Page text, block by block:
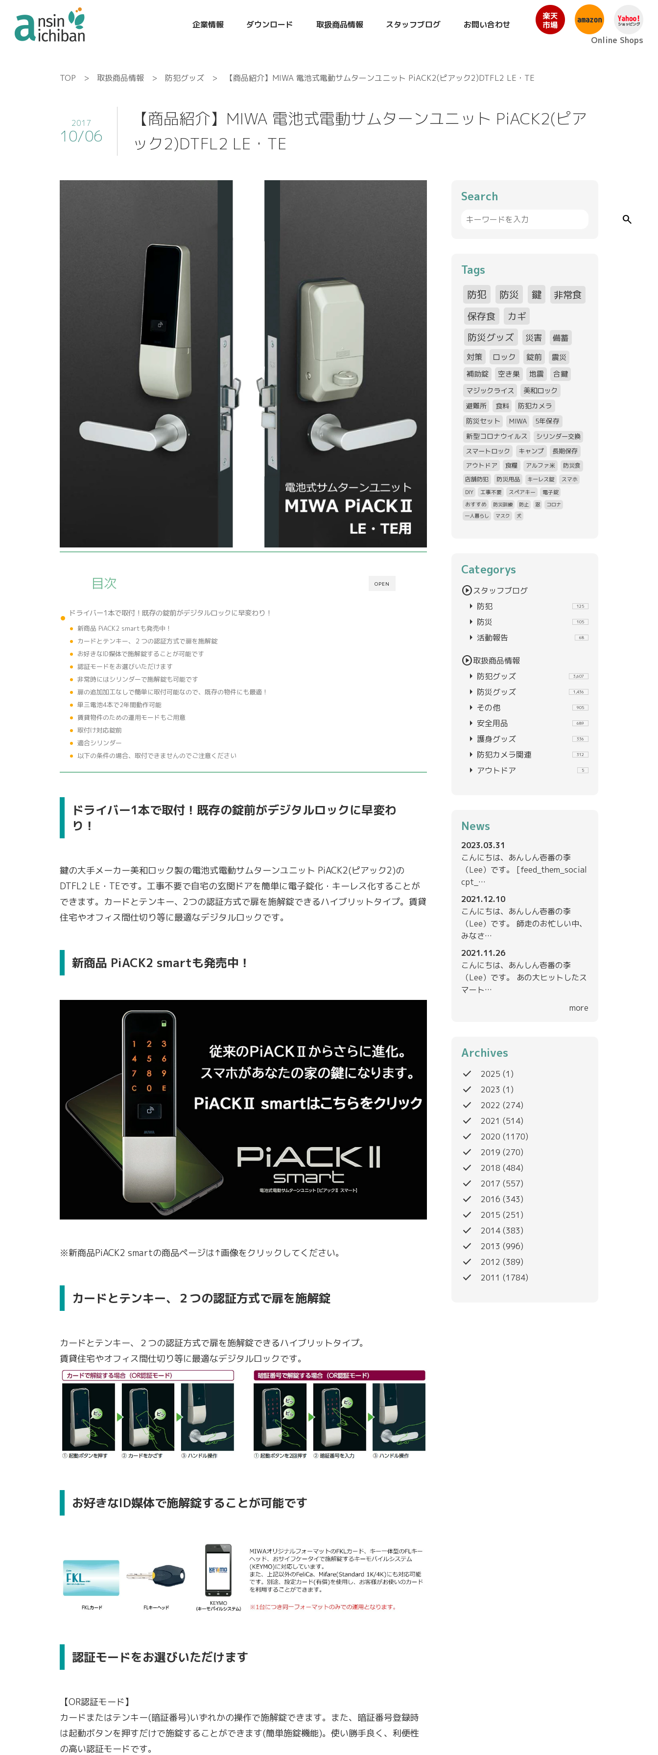
企業情報 ダウンロード 取扱商品情報 スタッフブログ
お問い合わせ
Online Shops
TOP > 取扱商品情報 > 防犯グッズ > 【商品紹介】MIWA 電池式電動サムターンユニット PiACK2(ピアック2)DTFL2 LE・TE
2017
10/06
【商品紹介】MIWA 電池式電動サムターンユニット PiACK2(ピア
ック2)DTFL2 LE・TE
OPEN
目次
ドライバー1本で取付！既存の錠前がデジタルロックに早変わり！
新商品 PiACK2 smartも発売中！
カードとテンキー、２つの認証方式で扉を施解錠
お好きなID媒体で施解錠することが可能です
認証モードをお選びいただけます
非常時にはシリンダーで施解錠も可能です
扉の追加加工なしで簡単に取付可能なので、既存の物件にも最適！
単三電池4本で2年間動作可能
賃貸物件のための運用モードもご用意
取付け対応錠前
適合シリンダー
以下の条件の場合、取付できませんのでご注意ください
ドライバー1本で取付！既存の錠前がデジタルロックに早変わ
り！
鍵の大手メーカー美和ロック製の電池式電動サムターンユニット PiACK2(ピアック2)の
DTFL2 LE・TEです。工事不要で自宅の玄関ドアを簡単に電子錠化・キーレス化することが
できます。カードとテンキー、2つの認証方式で扉を施解錠できるハイブリットタイプ。賃貸
住宅やオフィス間仕切り等に最適なデジタルロックです。
新商品 PiACK2 smartも発売中！
※新商品PiACK2 smartの商品ページは↑画像をクリックしてください。
カードとテンキー、２つの認証方式で扉を施解錠
カードとテンキー、２つの認証方式で扉を施解錠できるハイブリットタイプ。
賃貸住宅やオフィス間仕切り等に最適なデジタルロックです。
お好きなID媒体で施解錠することが可能です
認証モードをお選びいただけます
【OR認証モード】
カードまたはテンキー(暗証番号)いずれかの操作で施解錠できます。また、暗証番号登録時
は起動ボタンを押すだけで施錠することができます(簡単施錠機能)。使い勝手良く、利便性
の高い認証モードです。
Search
search
Tags
防犯 防災 鍵 非常食
保存食
カギ
防災グッズ
災害
備蓄
対策
ロック 錠前
震災
補助錠
空き巣 地震
合鍵
マジックライス
美和ロック
避難所 食料
防犯カメラ
防災セット
MIWA
5年保存
新型コロナウイルス
シリンダー交換
スマートロック
キャンプ
長期保存
アウトドア
食糧 アルファ米
防災食
店舗防犯
防災用品 キーレス錠
スマホ
DIY
工事不要 スペアキー
電子錠
おすすめ
防災訓練 防止 窓
コロナ
一人暮らし
マスク 犬
Categorys
play_circleスタッフブログ
arrow_right 防犯 125
arrow_right 防災 105
arrow_right 活動報告 68
play_circle取扱商品情報
arrow_right 防犯グッズ 3,607
arrow_right 防災グッズ 1,436
arrow_right その他 905
arrow_right 安全用品 689
arrow_right 護身グッズ 336
arrow_right 防犯カメラ関連 312
arrow_right アウトドア 5
News
2023.03.31
こんにちは、あんしん壱番の李
（Lee）です。 [feed_them_social
cpt_…
2021.12.10
こんにちは、あんしん壱番の李
（Lee）です。 師走のお忙しい中、
みなさ…
2021.11.26
こんにちは、あんしん壱番の李
（Lee）です。 あの大ヒットしたス
マート…
more
Archives
done 2025 (1)
done 2023 (1)
done 2022 (274)
done 2021 (514)
done 2020 (1170)
done 2019 (270)
done 2018 (484)
done 2017 (557)
done 2016 (343)
done 2015 (251)
done 2014 (383)
done 2013 (996)
done 2012 (389)
done 2011 (1784)